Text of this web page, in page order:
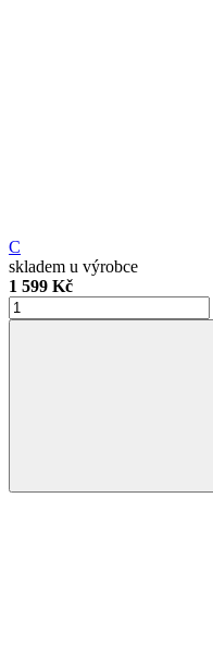
C
skladem u výrobce
1 599 Kč